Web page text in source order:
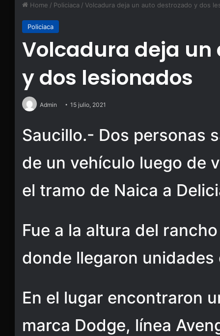
Home / Policiaca / Volcadura deja un auto destrozado y dos
Policiaca
Volcadura deja
y dos lesionados
Admin 15 julio, 2021
Saucillo.- Dos personas
de un vehículo luego de
el tramo de Naica a
Fue a la altura del
donde llegaron unidades
En el lugar encontraron
marca Dodge, línea